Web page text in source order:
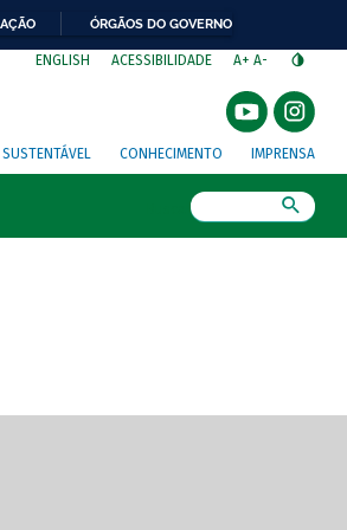
ÓRGÃOS DO GOVERNO
ENGLISH ACESSIBILIDADE A+ A-
CONHECIMENTO IMPRENSA
tela